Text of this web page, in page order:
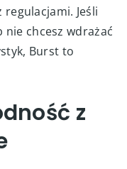
Jeśli
nie chcesz wdrażać
Burst to
z